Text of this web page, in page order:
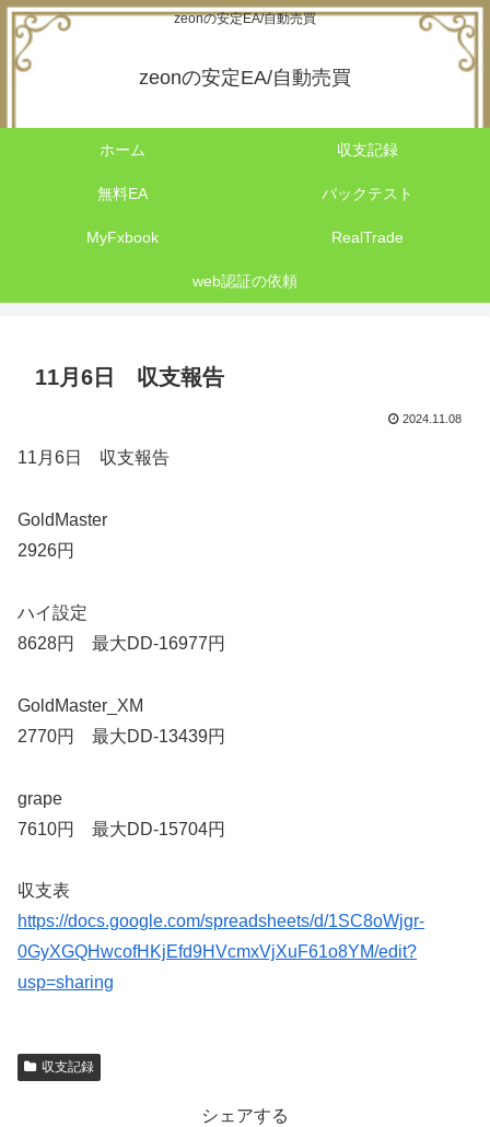
zeonの安定EA/自動売買
zeonの安定EA/自動売買
ホーム 収支記録
無料EA バックテスト
MyFxbook RealTrade
web認証の依頼
11月6日 収支報告
2024.11.08
11月6日 収支報告
GoldMaster
2926円
ハイ設定
8628円 最大DD-16977円
GoldMaster_XM
2770円 最大DD-13439円
grape
7610円 最大DD-15704円
収支表
https://docs.google.com/spreadsheets/d/1SC8oWjgr-
0GyXGQHwcofHKjEfd9HVcmxVjXuF61o8YM/edit?
usp=sharing
収支記録
シェアする